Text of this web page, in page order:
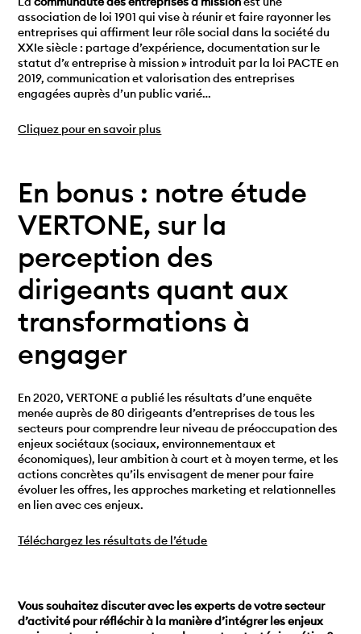
association de loi 1901 qui vise à réunir et faire rayonner les
entreprises qui affirment leur rôle social dans la société du
XXIe siècle : partage d’expérience, documentation sur le
statut d’« entreprise à mission » introduit par la loi PACTE en
2019, communication et valorisation des entreprises
engagées auprès d’un public varié…
Cliquez pour en savoir plus
En bonus : notre étude
VERTONE, sur la
perception des
dirigeants quant aux
transformations à
engager
En 2020, VERTONE a publié les résultats d’une enquête
menée auprès de 80 dirigeants d’entreprises de tous les
secteurs pour comprendre leur niveau de préoccupation des
enjeux sociétaux (sociaux, environnementaux et
économiques), leur ambition à court et à moyen terme, et les
actions concrètes qu’ils envisagent de mener pour faire
évoluer les offres, les approches marketing et relationnelles
en lien avec ces enjeux.
Téléchargez les résultats de l’étude
Vous souhaitez discuter avec les experts de votre secteur
d’activité pour réfléchir à la manière d’intégrer les enjeux